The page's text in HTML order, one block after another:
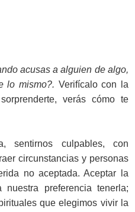
acusas a alguien de algo,
lo mismo?. Verifícalo con la
verás cómo te
sentirnos culpables, con
circunstancias y personas
no aceptada. Aceptar la
preferencia tenerla;
que elegimos vivir la